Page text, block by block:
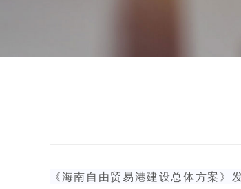
《海南自由贸易港建设总体方案